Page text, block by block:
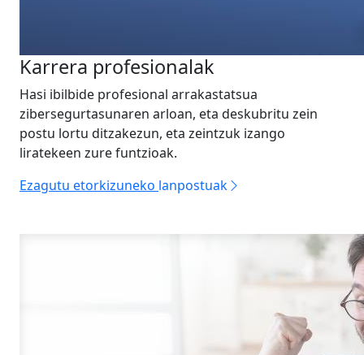
Karrera profesionalak
Hasi ibilbide profesional arrakastatsua
zibersegurtasunaren arloan, eta deskubritu zein
postu lortu ditzakezun, eta zeintzuk izango
liratekeen zure funtzioak.
Ezagutu etorkizuneko lanpostuak